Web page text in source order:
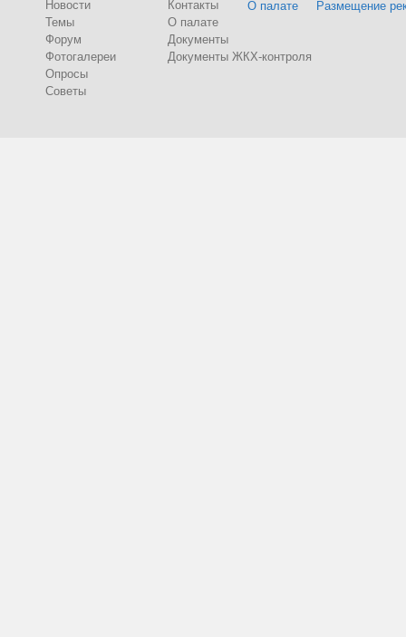
Новости
Темы
Форум
Фотогалереи
Опросы
Советы
Контакты
О палате
Документы
Документы ЖКХ-контроля
О палате Размещение